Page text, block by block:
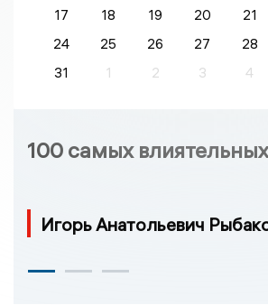
17 18 19 20 21
24
25 26 27 28
31
1 2 3 4
100 самых
Игорь Анатольевич